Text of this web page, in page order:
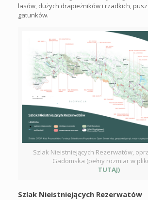
lasów, dużych drapieżników i rzadkich,
gatunków.
Szlak Nieistniejących Rezerwatów,
Gadomska (pełny rozmiar w
TUTAJ)
Szlak Nieistniejących Rezerwatów